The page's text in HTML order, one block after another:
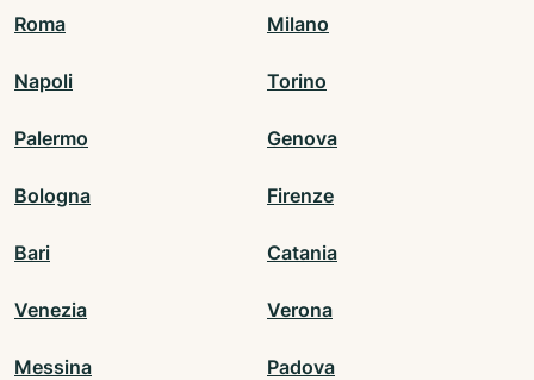
Roma Milano
Napoli Torino
Palermo Genova
Bologna Firenze
Bari Catania
Venezia Verona
Messina Padova